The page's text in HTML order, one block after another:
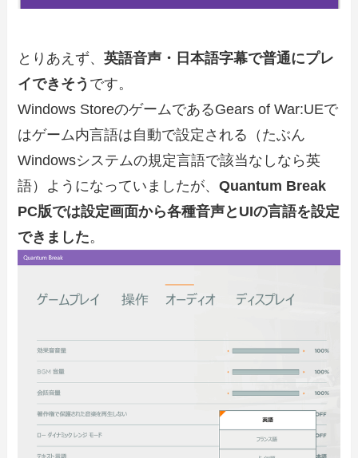
とりあえず、英語音声・日本語字幕で普通にプレ
イできそう です。
Windows StoreのゲームであるGears of War:UEで
はゲーム内言語は自動で設定される（たぶん
Windowsシステムの規定言語で該当なしなら英
語）ようになっていましたが、Quantum Break
PC版では設定画面から各種音声とUIの言語を設定
できました。